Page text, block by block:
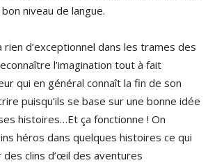
niveau de langue.
rien d’exceptionnel dans les trames des
l’imagination tout à fait
qui en général connaît la fin de son
puisqu’ils se base sur une bonne idée
histoires…Et ça fonctionne ! On
héros dans quelques histoires ce qui
des clins d’œil des aventures